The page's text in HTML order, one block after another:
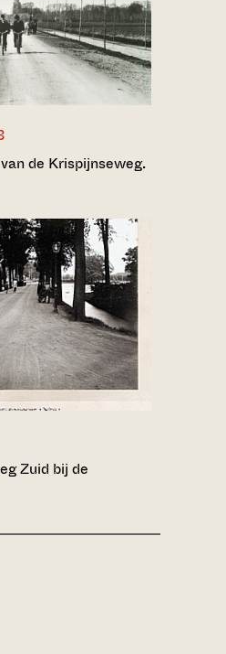
de Krispijnseweg.
Zuid bij de